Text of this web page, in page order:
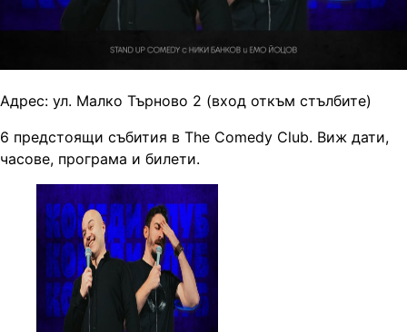
Адрес: ул. Малко Търново 2 (вход откъм стълбите)
6 предстоящи събития в The Comedy Club. Виж дати,
часове, програма и билети.